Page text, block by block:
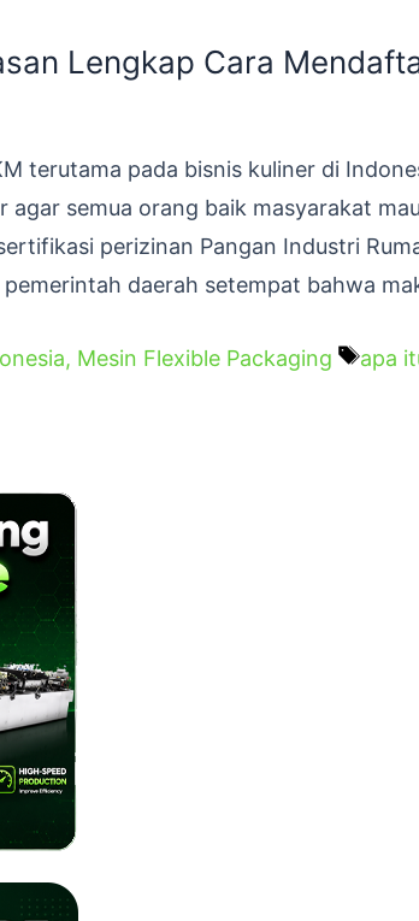
Lengkap Cara
terutama pada bisnis kuliner di
semua orang baik masyarakat
perizinan Pangan Industri
daerah setempat bahwa
, Mesin Flexible Packaging apa